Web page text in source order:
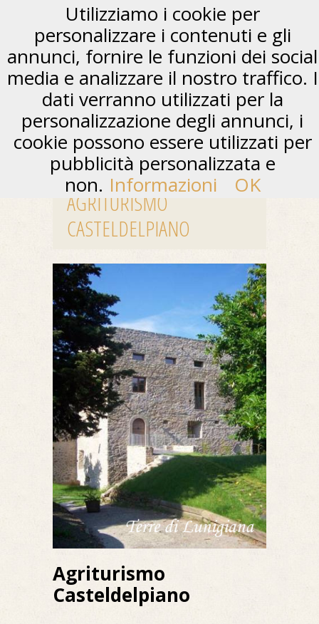
AGRITURISMO
CASTELDELPIANO
Agriturismo
Casteldelpiano
Utilizziamo i cookie per
personalizzare i contenuti e gli
annunci, fornire le funzioni dei social
media e analizzare il nostro traffico. I
dati verranno utilizzati per la
personalizzazione degli annunci, i
cookie possono essere utilizzati per
pubblicità personalizzata e
non. Informazioni OK